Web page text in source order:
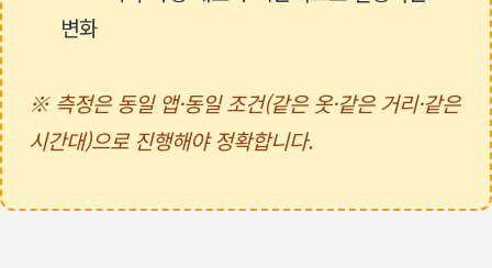
변화
※ 측정은 동일 앱·동일 조건(같은 옷·같은 거리·같은
시간대)으로 진행해야 정확합니다.